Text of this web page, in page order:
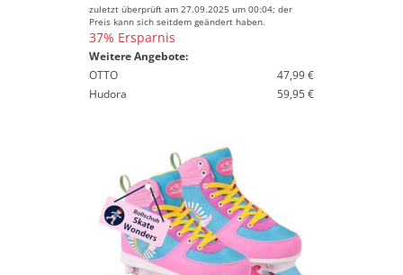
zuletzt überprüft am 27.09.2025 um 00:04; der
Preis kann sich seitdem geändert haben.
37% Ersparnis
Weitere Angebote:
OTTO
47,99 €
Hudora
59,95 €